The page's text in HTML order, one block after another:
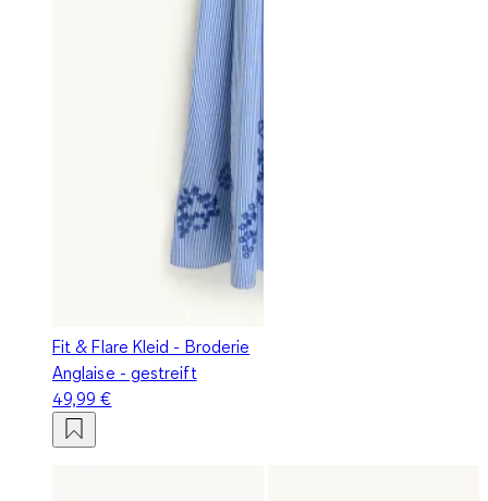
Fit & Flare Kleid - Broderie
Anglaise - gestreift
49,99 €